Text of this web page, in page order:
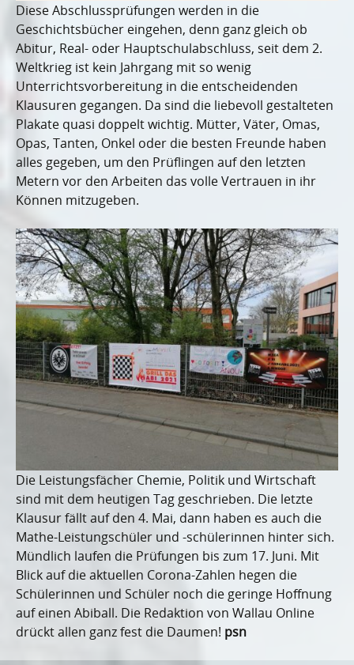
Diese Abschlussprüfungen werden in die
Geschichtsbücher eingehen, denn ganz gleich ob
Abitur, Real- oder Hauptschulabschluss, seit dem 2.
Weltkrieg ist kein Jahrgang mit so wenig
Unterrichtsvorbereitung in die entscheidenden
Klausuren gegangen. Da sind die liebevoll gestalteten
Plakate quasi doppelt wichtig. Mütter, Väter, Omas,
Opas, Tanten, Onkel oder die besten Freunde haben
alles gegeben, um den Prüflingen auf den letzten
Metern vor den Arbeiten das volle Vertrauen in ihr
Können mitzugeben.
Die Leistungsfächer Chemie, Politik und Wirtschaft
sind mit dem heutigen Tag geschrieben. Die letzte
Klausur fällt auf den 4. Mai, dann haben es auch die
Mathe-Leistungschüler und -schülerinnen hinter sich.
Mündlich laufen die Prüfungen bis zum 17. Juni. Mit
Blick auf die aktuellen Corona-Zahlen hegen die
Schülerinnen und Schüler noch die geringe Hoffnung
auf einen Abiball. Die Redaktion von Wallau Online
drückt allen ganz fest die Daumen! psn